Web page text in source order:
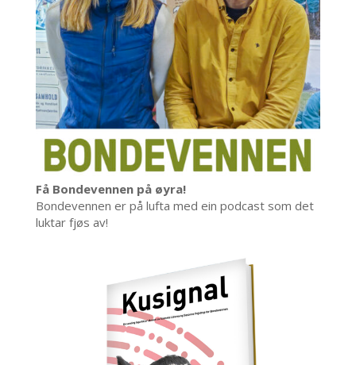
Få Bondevennen på øyra!
Bondevennen er på lufta med ein podcast som det
luktar fjøs av!